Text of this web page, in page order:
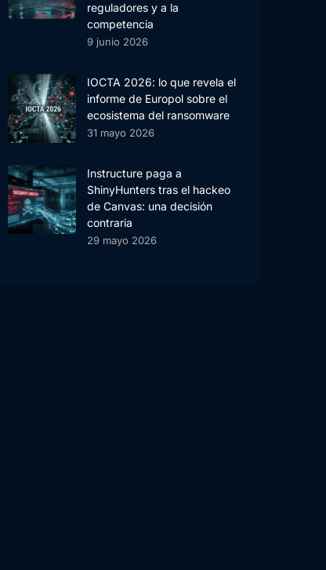
reguladores y a la
competencia
9 junio 2026
IOCTA 2026: lo que revela el
informe de Europol sobre el
ecosistema del ransomware
31 mayo 2026
Instructure paga a
ShinyHunters tras el hackeo
de Canvas: una decisión
contraria
29 mayo 2026